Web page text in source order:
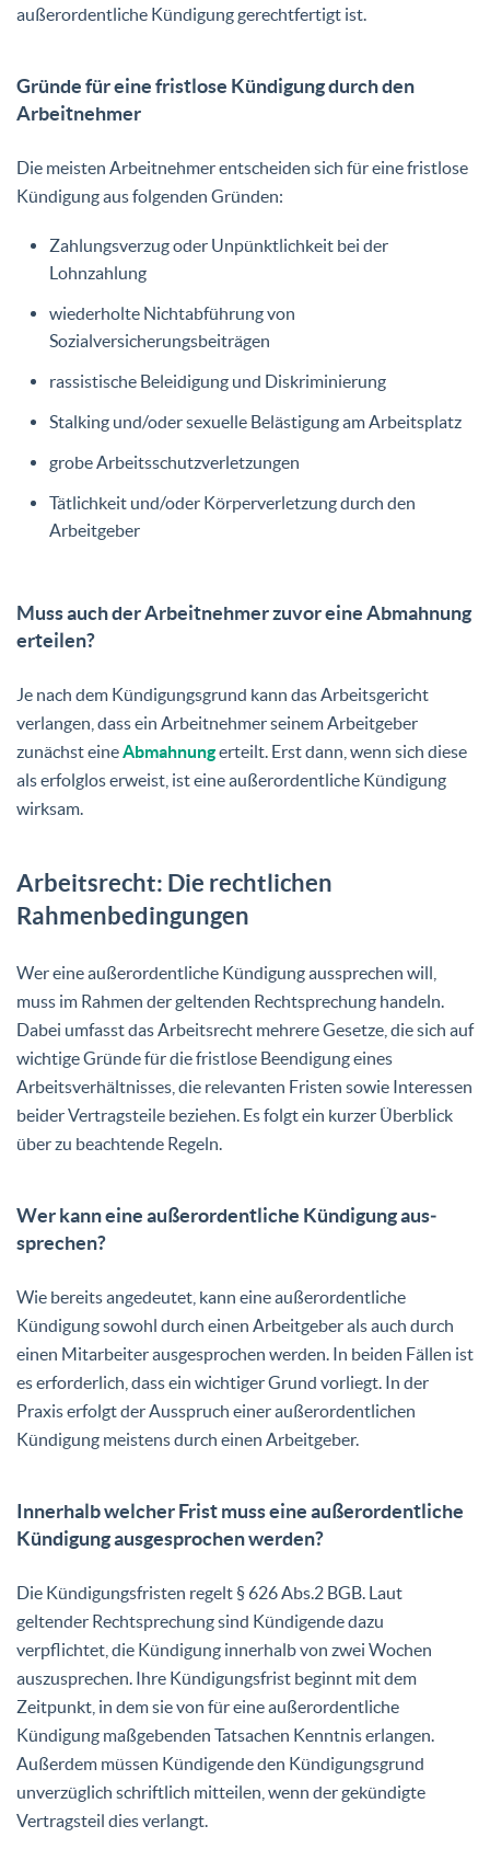
außerordentliche Kündigung gerechtfertigt ist.
Gründe für eine fristlose Kündigung durch den
Arbeitnehmer
Die meisten Arbeitnehmer entscheiden sich für eine fristlose
Kündigung aus folgenden Gründen:
Zahlungsverzug oder Unpünktlichkeit bei der
Lohnzahlung
wiederholte Nichtabführung von
Sozialversicherungsbeiträgen
rassistische Beleidigung und Diskriminierung
Stalking und/oder sexuelle Belästigung am Arbeitsplatz
grobe Arbeitsschutzverletzungen
Tätlichkeit und/oder Körperverletzung durch den
Arbeitgeber
Muss auch der Arbeitnehmer zuvor eine Abmahnung
erteilen?
Je nach dem Kündigungsgrund kann das Arbeitsgericht
verlangen, dass ein Arbeitnehmer seinem Arbeitgeber
zunächst eineAbmahnungerteilt. Erst dann, wenn sich diese
als erfolglos erweist, ist eine außerordentliche Kündigung
wirksam.
Arbeitsrecht: Die rechtlichen
Rahmenbedingungen
Wer eine außerordentliche Kündigung aussprechen will,
muss im Rahmen der geltenden Rechtsprechung handeln.
Dabei umfasst das Arbeitsrecht mehrere Gesetze, die sich auf
wichtige Gründe für die fristlose Beendigung eines
Arbeitsverhältnisses, die relevanten Fristen sowie Interessen
beider Vertragsteile beziehen. Es folgt ein kurzer Überblick
über zu beachtende Regeln.
Wer kann eine außer­or­dent­li­che Kündi­gun­g aus­
spre­chen?
Wie bereits angedeutet, kann eine außerordentliche
Kündigung sowohl durch einen Arbeitgeber als auch durch
einen Mitarbeiter ausgesprochen werden. In beiden Fällen ist
es erforderlich, dass ein wichtiger Grund vorliegt. In der
Praxis erfolgt der Ausspruch einer außerordentlichen
Kündigung meistens durch einen Arbeitgeber.
Innerhalb welcher Frist muss eine außerordentliche
Kündigung ausgesprochen werden?
Die Kündigungsfristen regelt § 626 Abs.2 BGB. Laut
geltender Rechtsprechung sind Kündigende dazu
verpflichtet, die Kündigung innerhalb von zwei Wochen
auszusprechen. Ihre Kündigungsfrist beginnt mit dem
Zeitpunkt, in dem sie von für eine außerordentliche
Kündigung maßgebenden Tatsachen Kenntnis erlangen.
Außerdem müssen Kündigende den Kündigungsgrund
unverzüglich schriftlich mitteilen, wenn der gekündigte
Vertragsteil dies verlangt.